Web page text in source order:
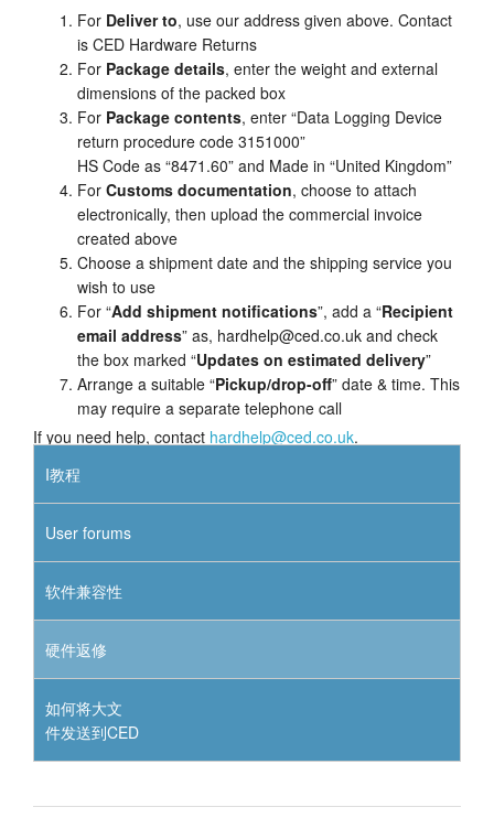
For Deliver to, use our address given above. Contact
is CED Hardware Returns
For Package details, enter the weight and external
dimensions of the packed box
For Package contents, enter “Data Logging Device
return procedure code 3151000”
HS Code as “8471.60” and Made in “United Kingdom”
For Customs documentation, choose to attach
electronically, then upload the commercial invoice
created above
Choose a shipment date and the shipping service you
wish to use
For “Add shipment notifications”, add a “Recipient
email address” as, hardhelp@ced.co.uk and check
the box marked “Updates on estimated delivery”
Arrange a suitable “Pickup/drop-off” date & time. This
may require a separate telephone call
If you need help, contact hardhelp@ced.co.uk.
I教程
User forums
软件兼容性
硬件返修
如何将大文
件发送到CED